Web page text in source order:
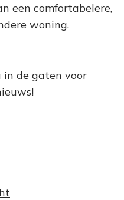
een comfortabelere,
woning.
in de gaten voor